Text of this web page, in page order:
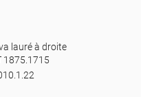
lauré à droite
1875.1715